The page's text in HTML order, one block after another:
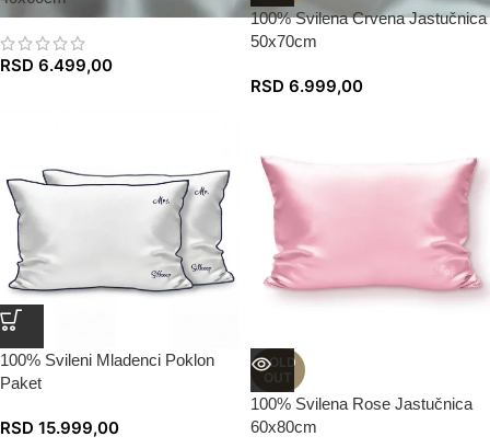
RSD 6.499,00
100% Svilena Crvena Jastučnica
50x70cm
RSD 6.999,00
100% Svileni Mladenci Poklon
Paket
RSD 15.999,00
SOLD
OUT
100% Svilena Rose Jastučnica
60x80cm